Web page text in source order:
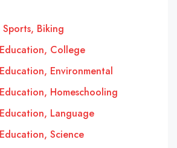
Biking
College
Environmental
Homeschooling
Language
Science